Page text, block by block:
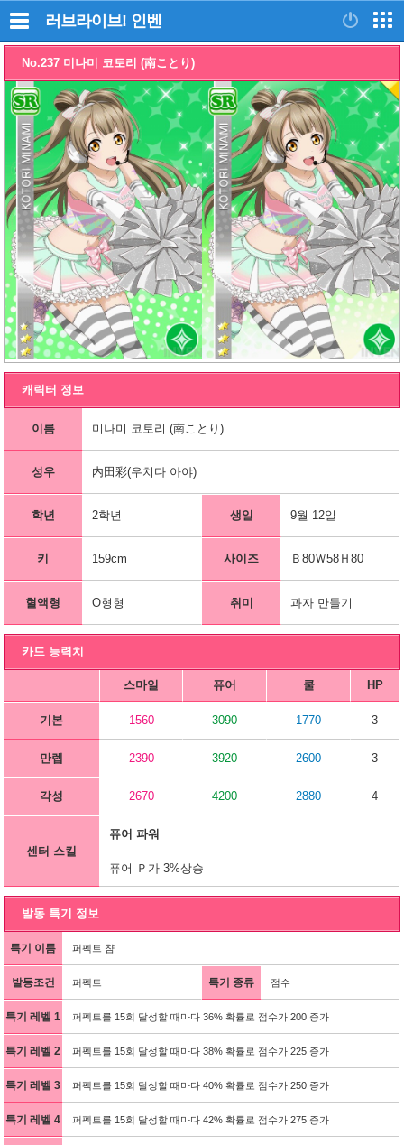
러브라이브! 인벤
No.237 미나미 코토리 (南ことり)
캐릭터 정보
이름 미나미 코토리 (南ことり)
성우 内田彩(우치다 아야)
학년 2학년 생일 9월 12일
키 159cm 사이즈 Ｂ80Ｗ58Ｈ80
혈액형 O형형 취미 과자 만들기
카드 능력치
스마일 퓨어 쿨 HP
기본 1560 3090 1770 3
만렙 2390 3920 2600 3
각성 2670 4200 2880 4
센터 스킬
퓨어 파워
퓨어 Ｐ가 3%상승
발동 특기 정보
특기 이름 퍼펙트 챰
발동조건 퍼펙트 특기 종류 점수
특기 레벨 1 퍼펙트를 15회 달성할 때마다 36% 확률로 점수가 200 증가
특기 레벨 2 퍼펙트를 15회 달성할 때마다 38% 확률로 점수가 225 증가
특기 레벨 3 퍼펙트를 15회 달성할 때마다 40% 확률로 점수가 250 증가
특기 레벨 4 퍼펙트를 15회 달성할 때마다 42% 확률로 점수가 275 증가